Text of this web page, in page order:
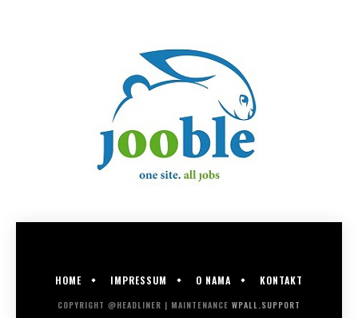
HOME IMPRESSUM O NAMA KONTAKT
COPYRIGHT @HEADLINER | MAINTENANCE WPALL.SUPPORT